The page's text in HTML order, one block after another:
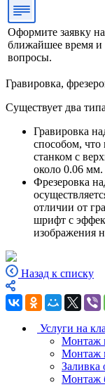
Оформите заявку
ближайшее время и
вопросы.
Гравировка,
Существует два
Гравировка
способом, что
станком с
около 0.06 мм.
Фрезеровка
отличии от
шрифт с
изображения
Назад к списку
Услуги на
Монтаж
Монтаж
Заливка
Монтаж